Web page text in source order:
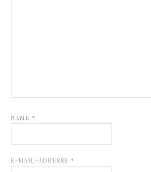
NAME*
E-MAIL-ADRESSE*